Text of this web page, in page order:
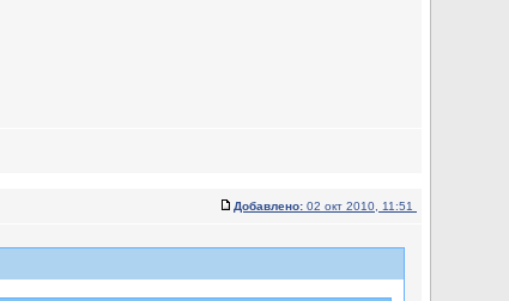
Добавлено: 02 окт 2010, 11:51